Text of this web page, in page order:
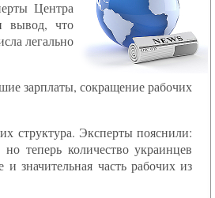
Центра
вывод, что
легально
зарплаты, сокращение рабочих
структура. Эксперты пояснили:
теперь количество украинцев
значительная часть рабочих из